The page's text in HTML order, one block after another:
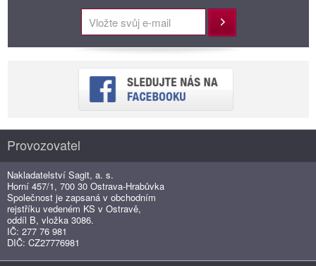
Přihlásit
Provozovatel
Nakladatelství Sagit, a. s.
Horní 457/1, 700 30 Ostrava-Hrabůvka
Společnost je zapsaná v obchodním
rejstříku vedeném KS v Ostravě,
oddíl B, vložka 3086.
IČ: 277 76 981
DIČ: CZ27776981